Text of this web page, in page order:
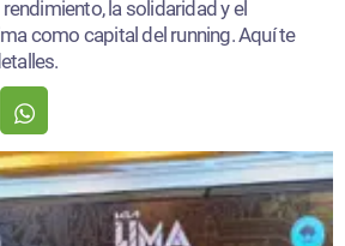
la solidaridad y el
como capital del running. Aquí te